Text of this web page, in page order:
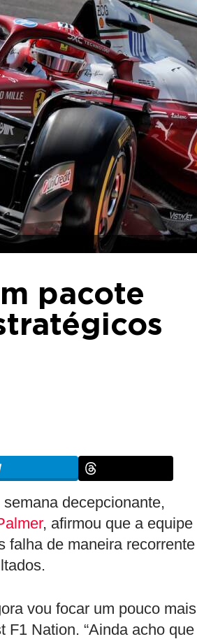
pacote
decepcionante,
, afirmou que a equipe
falha de maneira recorrente
vou focar um pouco mais
F1 Nation. “Ainda acho que